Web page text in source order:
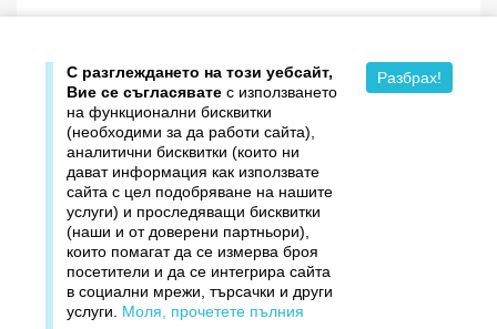
Продукти
Издателство ДОМИНО
Вашият профил
С разглеждането на този уебсайт,
Вие се съгласявате с използването
на функционални бисквитки
(необходими за да работи сайта),
аналитични бисквитки (които ни
дават информация как използвате
сайта с цел подобряване на нашите
услуги) и проследяващи бисквитки
(наши и от доверени партньори),
които помагат да се измерва броя
посетители и да се интегрира сайта
в социални мрежи, търсачки и други
услуги.
Моля, прочетете пълния
Разбрах!